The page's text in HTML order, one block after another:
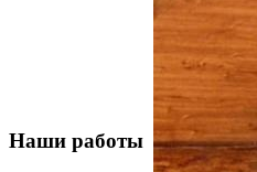
Наши работы